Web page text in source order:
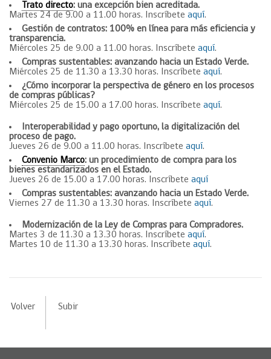
Trato directo: una excepción bien acreditada.
Martes 24 de 9.00 a 11.00 horas. Inscríbete aquí.
Gestión de contratos: 100% en línea para más eficiencia y
transparencia.
Miércoles 25 de 9.00 a 11.00 horas. Inscríbete aquí.
Compras sustentables: avanzando hacia un Estado Verde.
Miércoles 25 de 11.30 a 13.30 horas. Inscríbete aquí.
¿Cómo incorporar la perspectiva de género ​en los procesos ​
de compras públicas?​
Miércoles 25 de 15.00 a 17.00 horas. Inscríbete aquí.
Interoperabilidad y pago oportuno, la digitalización del
proceso de pago.
Jueves 26 de 9.00 a 11.00 horas. Inscríbete aquí.
Convenio Marco: un procedimiento de compra para los
bienes estandarizados en el Estado.
Jueves 26 de 15.00 a 17.00 horas. Inscríbete aquí
Compras sustentables: avanzando hacia un Estado Verde.
Viernes 27 de 11.30 a 13.30 horas. Inscríbete aquí.
Modernización de la Ley de Compras para Compradores.
Martes 3 de 11.30 a 13.30 horas. Inscríbete aquí.
Martes 10 de 11.30 a 13.30 horas. Inscríbete aquí.
Volver Subir